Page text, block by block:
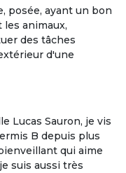
posée, ayant un bon
animaux,
des tâches
d'une
Lucas Sauron, je vis
B depuis plus
qui aime
suis aussi très